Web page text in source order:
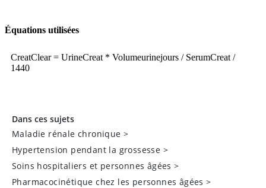
Dans ces sujets
Maladie rénale chronique >
Hypertension pendant la grossesse >
Soins hospitaliers et personnes âgées >
Pharmacocinétique chez les personnes âgées >